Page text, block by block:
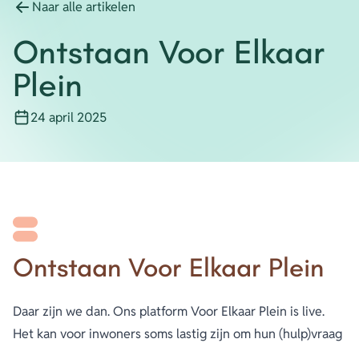
Contact
Inloggen
Privacy verklaring
Naar alle artikelen
Ontstaan Voor Elkaar
Plein
Publicatiedatum
24 april 2025
Ontstaan Voor Elkaar Plein
Daar zijn we dan. Ons platform Voor Elkaar Plein is live.
Het kan voor inwoners soms lastig zijn om hun (hulp)vraag